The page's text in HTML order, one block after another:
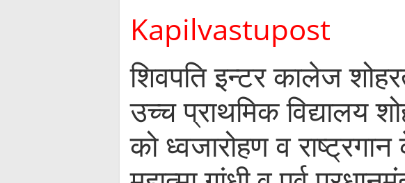
Kapilvastupost
शिवपति इन्टर कालेज
उच्च प्राथमिक विद्यालय
को ध्वजारोहण व